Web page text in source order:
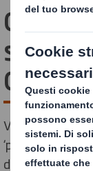
Cosa
Vivere in un
‘prendi-fai-
di agire, non